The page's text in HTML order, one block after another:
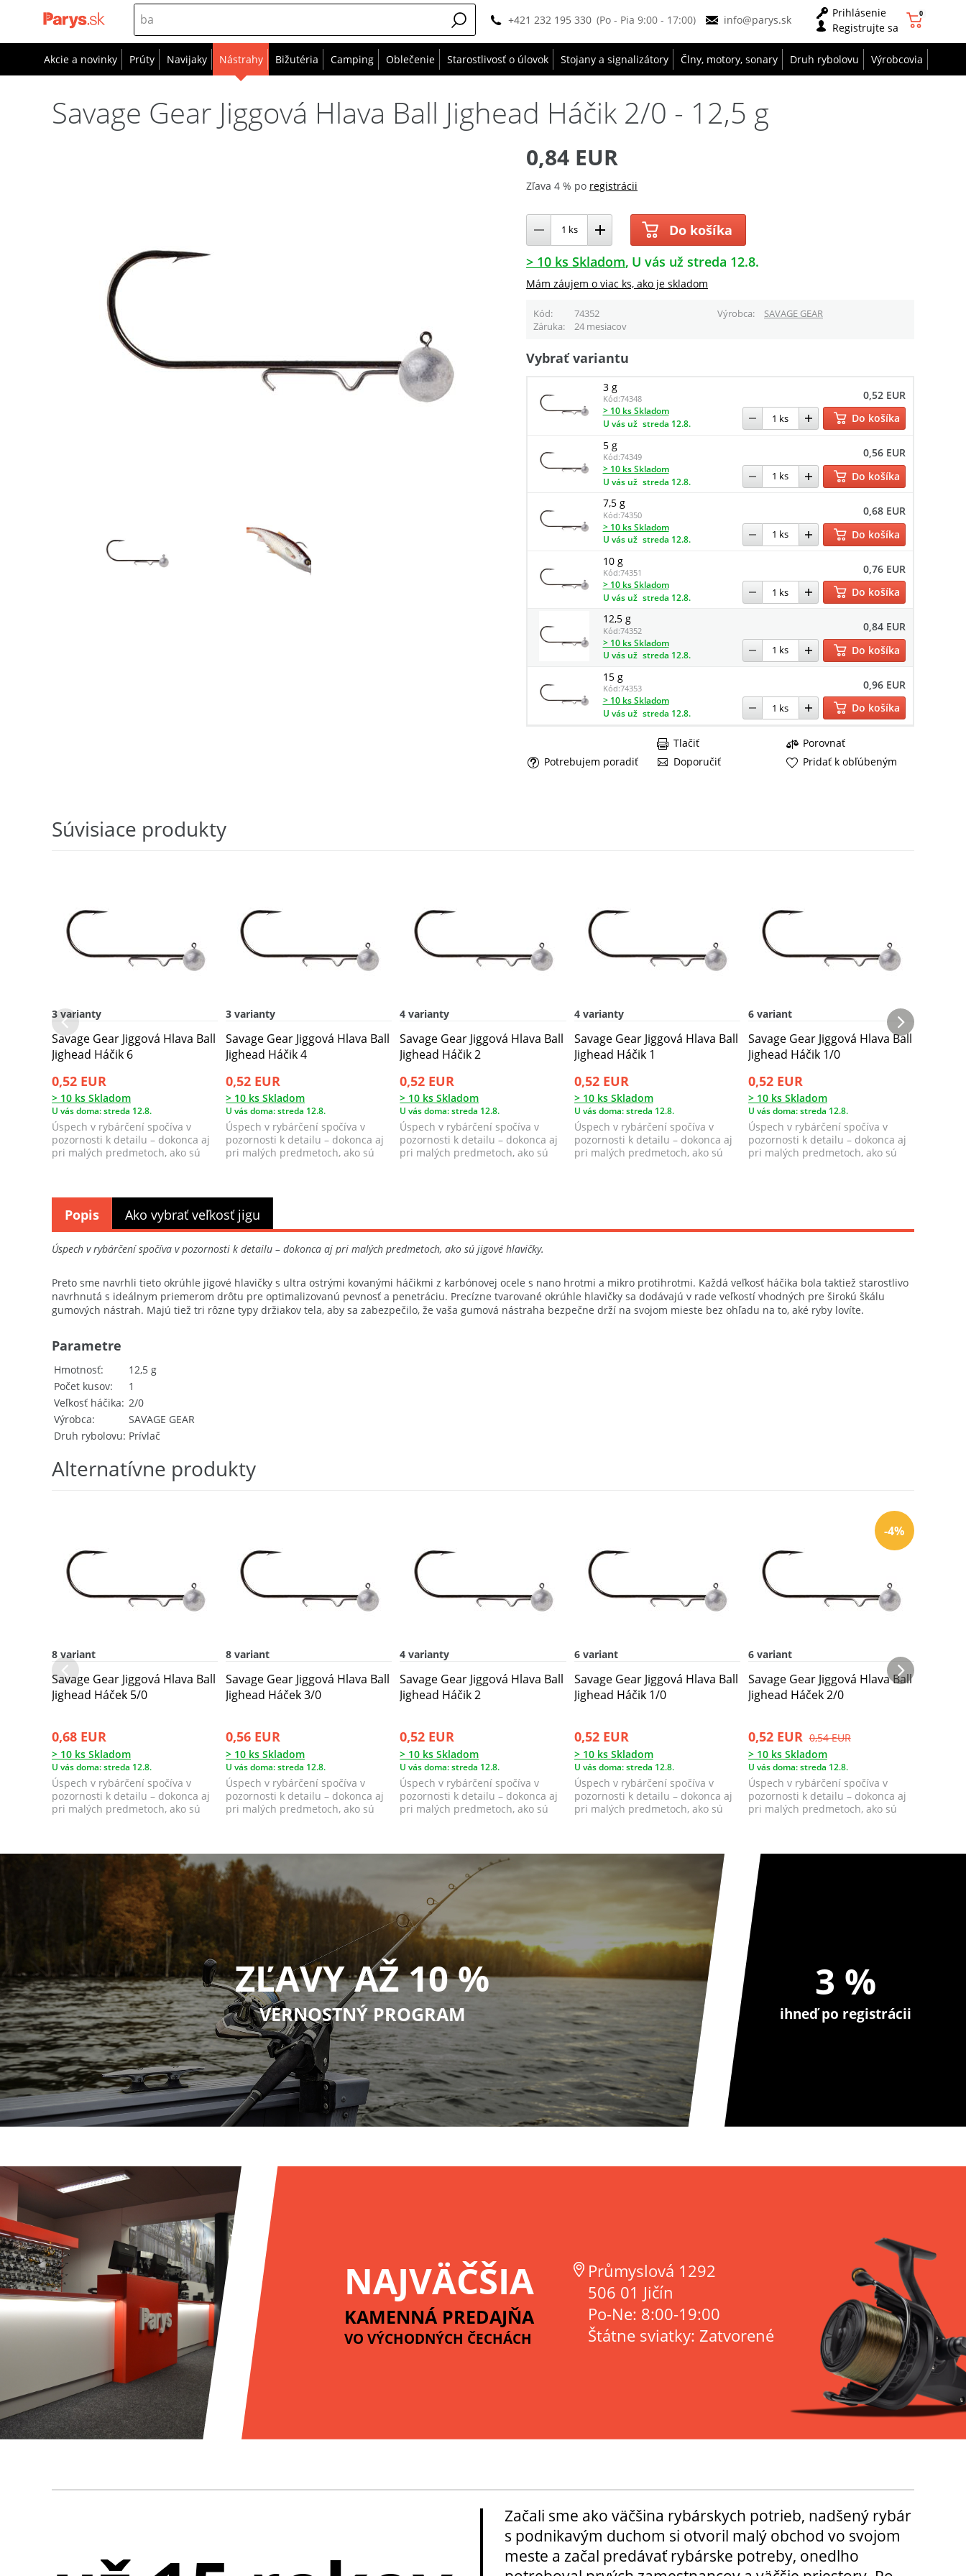
+421 232 195 330 (Po - Pia 9:00 - 17:00) info@parys.sk
Prihlásenie
Registrujte sa
0
Akcie a novinky Prúty Navijaky Nástrahy Bižutéria Camping Oblečenie Starostlivosť o úlovok Stojany a signalizátory Člny, motory, sonary Druh rybolovu Výrobcovia
Savage Gear Jiggová Hlava Ball Jighead Háčik 2/0 - 12,5 g
0,84 EUR
Zľava 4 % po registrácii
Do košíka
> 10 ks Skladom U vás už streda 12.8.
Mám záujem o viac ks, ako je skladom
Kód 74352 Výrobca
SAVAGE GEAR
Záruka
24 mesiacov
Vybrať variantu
3 g
Kód:74348 0,52 EUR
> 10 ks Skladom
U vás už streda 12.8.
Do košíka
5 g
Kód:74349 0,56 EUR
> 10 ks Skladom
U vás už streda 12.8.
Do košíka
7,5 g
Kód:74350 0,68 EUR
> 10 ks Skladom
U vás už streda 12.8.
Do košíka
10 g
Kód:74351 0,76 EUR
> 10 ks Skladom
U vás už streda 12.8.
Do košíka
12,5 g
Kód:74352 0,84 EUR
> 10 ks Skladom
U vás už streda 12.8.
Do košíka
15 g
Kód:74353 0,96 EUR
> 10 ks Skladom
U vás už streda 12.8. Do košíka
Porovnať
Potrebujem poradiť
Doporučiť
Tlačiť
Pridať k obľúbeným
Súvisiace produkty
3 varianty
Savage Gear Jiggová Hlava Ball
Jighead Háčik 6
0,52 EUR
> 10 ks Skladom
U vás doma: streda 12.8.
Úspech v rybárčení spočíva v
pozornosti k detailu – dokonca aj
pri malých predmetoch, ako sú
3 varianty
Savage Gear Jiggová Hlava Ball
Jighead Háčik 4
0,52 EUR
> 10 ks Skladom
U vás doma: streda 12.8.
Úspech v rybárčení spočíva v
pozornosti k detailu – dokonca aj
pri malých predmetoch, ako sú
4 varianty
Savage Gear Jiggová Hlava Ball
Jighead Háčik 2
0,52 EUR
> 10 ks Skladom
U vás doma: streda 12.8.
Úspech v rybárčení spočíva v
pozornosti k detailu – dokonca aj
pri malých predmetoch, ako sú
4 varianty
Savage Gear Jiggová Hlava Ball
Jighead Háčik 1
0,52 EUR
> 10 ks Skladom
U vás doma: streda 12.8.
Úspech v rybárčení spočíva v
pozornosti k detailu – dokonca aj
pri malých predmetoch, ako sú
6 variant
Savage Gear Jiggová Hlava Ball
Jighead Háčik 1/0
0,52 EUR
> 10 ks Skladom
U vás doma: streda 12.8.
Úspech v rybárčení spočíva v
pozornosti k detailu – dokonca aj
pri malých predmetoch, ako sú
Úspech v rybárčení spočíva v pozornosti k detailu – dokonca aj pri malých predmetoch, ako sú jigové hlavičky.
Preto sme navrhli tieto okrúhle jigové hlavičky s ultra ostrými kovanými háčikmi z karbónovej ocele s nano hrotmi a mikro protihrotmi. Každá veľkosť háčika bola taktiež starostlivo
navrhnutá s ideálnym priemerom drôtu pre optimalizovanú pevnosť a penetráciu. Precízne tvarované okrúhle hlavičky sa dodávajú v rade veľkostí vhodných pre širokú škálu
gumových nástrah. Majú tiež tri rôzne typy držiakov tela, aby sa zabezpečilo, že vaša gumová nástraha bezpečne drží na svojom mieste bez ohľadu na to, aké ryby lovíte.
Hmotnosť
12,5 g
Počet kusov
1
Veľkosť háčika 2/0
Výrobca
SAVAGE GEAR
Druh rybolovu Prívlač
Parametre
Popis Ako vybrať veľkosť jigu
Alternatívne produkty
8 variant
Savage Gear Jiggová Hlava Ball
Jighead Háček 5/0
0,68 EUR
> 10 ks Skladom
U vás doma: streda 12.8.
Úspech v rybárčení spočíva v
pozornosti k detailu – dokonca aj
pri malých predmetoch, ako sú
8 variant
Savage Gear Jiggová Hlava Ball
Jighead Háček 3/0
0,56 EUR
> 10 ks Skladom
U vás doma: streda 12.8.
Úspech v rybárčení spočíva v
pozornosti k detailu – dokonca aj
pri malých predmetoch, ako sú
4 varianty
Savage Gear Jiggová Hlava Ball
Jighead Háčik 2
0,52 EUR
> 10 ks Skladom
U vás doma: streda 12.8.
Úspech v rybárčení spočíva v
pozornosti k detailu – dokonca aj
pri malých predmetoch, ako sú
6 variant
Savage Gear Jiggová Hlava Ball
Jighead Háčik 1/0
0,52 EUR
> 10 ks Skladom
U vás doma: streda 12.8.
Úspech v rybárčení spočíva v
pozornosti k detailu – dokonca aj
pri malých predmetoch, ako sú
-4%
6 variant
Savage Gear Jiggová Hlava Ball
Jighead Háček 2/0
0,52 EUR 0,54 EUR
> 10 ks Skladom
U vás doma: streda 12.8.
Úspech v rybárčení spočíva v
pozornosti k detailu – dokonca aj
pri malých predmetoch, ako sú
ZĽAVY AŽ 10 %
VERNOSTNÝ PROGRAM
3 %
ihneď po registrácii
NAJVÄČŠIA
KAMENNÁ PREDAJŇA
VO VÝCHODNÝCH ČECHÁCH
Průmyslová 1292
506 01 Jičín
Po-Ne: 8:00-19:00
Štátne sviatky: Zatvorené
Začali sme ako väčšina rybárskych potrieb, nadšený rybár
s podnikavým duchom si otvoril malý obchod vo svojom
meste a začal predávať rybárske potreby, onedlho